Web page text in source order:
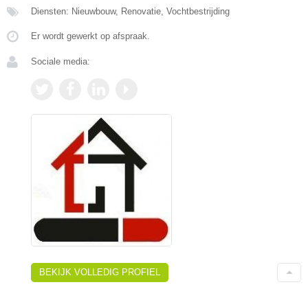
Diensten: Nieuwbouw, Renovatie, Vochtbestrijding
Er wordt gewerkt op afspraak.
Sociale media:
BEKIJK VOLLEDIG PROFIEL